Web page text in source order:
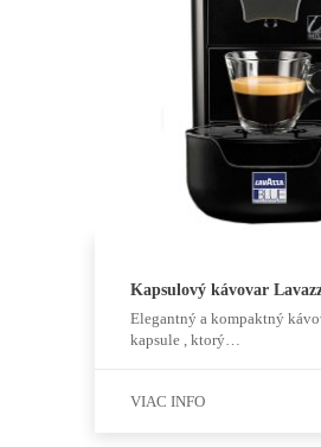
Kapsulový kávovar
Elegantný a kompaktný
kapsule , ktorý…
VIAC INFO